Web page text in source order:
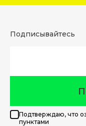
Подписывайтесь
Подтверждаю, что
пунктами